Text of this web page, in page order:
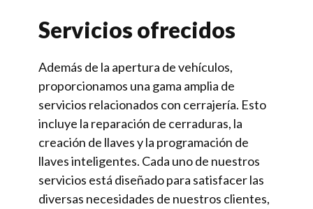
Servicios ofrecidos
Además de la apertura de vehículos,
proporcionamos una gama amplia de
servicios relacionados con cerrajería. Esto
incluye la reparación de cerraduras, la
creación de llaves y la programación de
llaves inteligentes. Cada uno de nuestros
servicios está diseñado para satisfacer las
diversas necesidades de nuestros clientes,